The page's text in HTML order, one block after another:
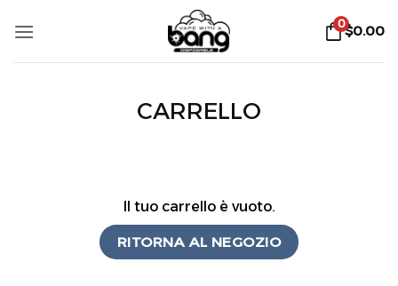
0$0.00
CARRELLO
Il tuo carrello è vuoto.
RITORNA AL NEGOZIO